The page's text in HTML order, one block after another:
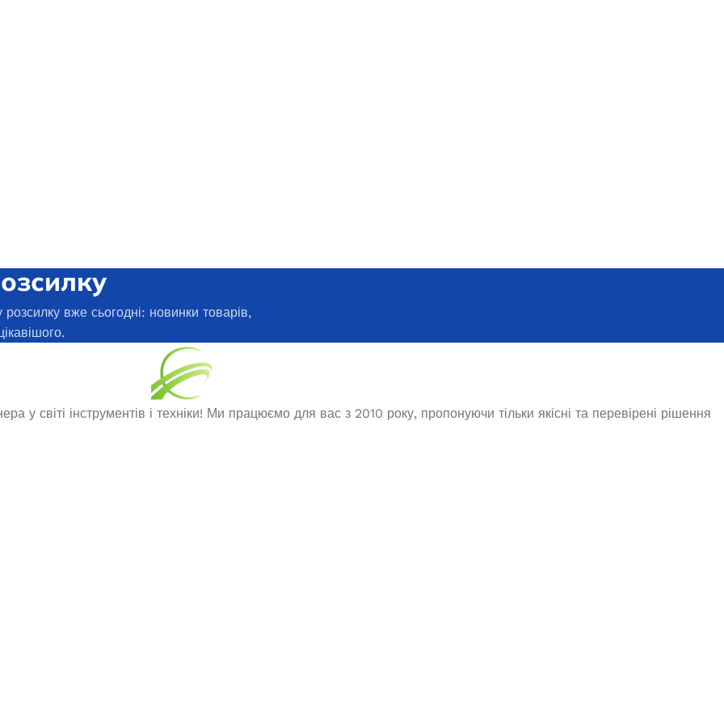
Edon ED-NB21/150
Бензиновий генератор EDON PT-
13000D
273 000,0 ₴
вже сьогодні: новинки товарів,
у світі інструментів і техніки! Ми працюємо для вас з 2010 року, пропонуючи тільки якісні та перевірені рішення